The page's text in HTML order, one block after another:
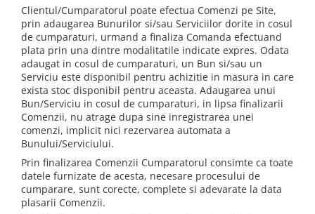
Clientul/Cumparatorul poate efectua Comenzi pe Site,
prin adaugarea Bunurilor si/sau Serviciilor dorite in cosul
de cumparaturi, urmand a finaliza Comanda efectuand
plata prin una dintre modalitatile indicate expres. Odata
adaugat in cosul de cumparaturi, un Bun si/sau un
Serviciu este disponibil pentru achizitie in masura in care
exista stoc disponibil pentru aceasta. Adaugarea unui
Bun/Serviciu in cosul de cumparaturi, in lipsa finalizarii
Comenzii, nu atrage dupa sine inregistrarea unei
comenzi, implicit nici rezervarea automata a
Bunului/Serviciului.
Prin finalizarea Comenzii Cumparatorul consimte ca toate
datele furnizate de acesta, necesare procesului de
cumparare, sunt corecte, complete si adevarate la data
plasarii Comenzii.